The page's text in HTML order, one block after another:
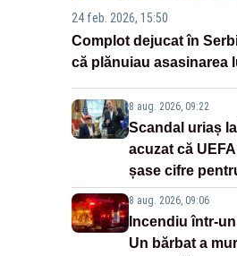
24 feb. 2026, 15:50
Complot dejucat în
că plănuiau asasinarea
8 aug. 2026, 09:22
Scandal uriaș
acuzat că
șase cifre
8 aug. 2026, 09:06
Incendiu într-
Un bărbat a